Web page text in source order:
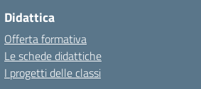
Didattica
Offerta formativa
Le schede didattiche
I progetti delle classi